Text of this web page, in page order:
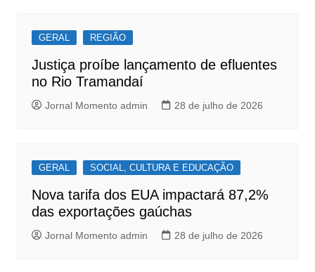
GERAL REGIÃO
Justiça proíbe lançamento de efluentes
no Rio Tramandaí
Jornal Momento admin 28 de julho de 2026
GERAL SOCIAL, CULTURA E EDUCAÇÃO
Nova tarifa dos EUA impactará 87,2%
das exportações gaúchas
Jornal Momento admin 28 de julho de 2026